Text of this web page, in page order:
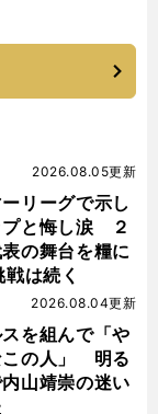
リーグで示し
プと悔し涙 ２
の舞台を糧に
は続く
2026.08.05更新
を組んで「や
この人」 明る
山靖崇の迷い
2026.08.04更新